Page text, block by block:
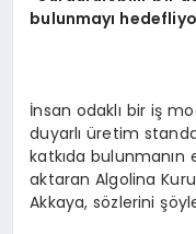
bulunmayı
İnsan odaklı bir iş
duyarlı üretim
katkıda
aktaran Algolina
Akkaya, sözlerini